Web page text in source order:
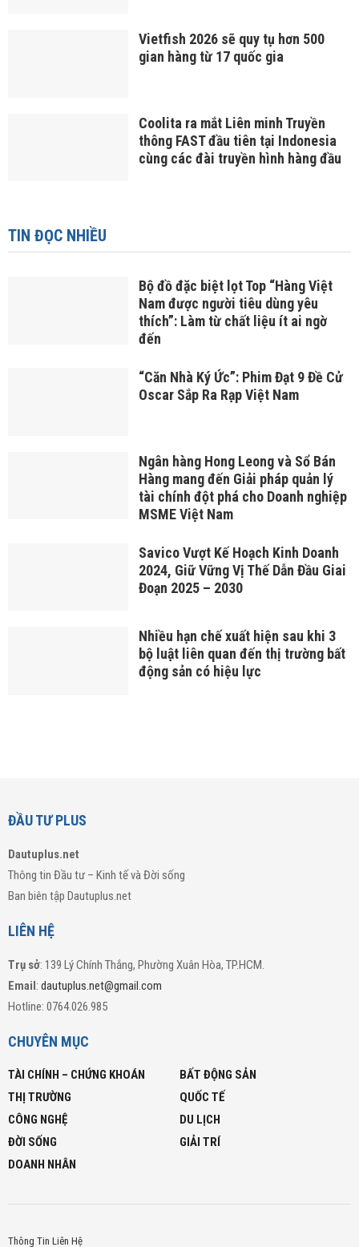
Vietfish 2026 sẽ quy tụ hơn 500
gian hàng từ 17 quốc gia
Coolita ra mắt Liên minh Truyền
thông FAST đầu tiên tại Indonesia
cùng các đài truyền hình hàng đầu
TIN ĐỌC NHIỀU
Bộ đồ đặc biệt lọt Top “Hàng Việt
Nam được người tiêu dùng yêu
thích”: Làm từ chất liệu ít ai ngờ
đến
“Căn Nhà Ký Ức”: Phim Đạt 9 Đề Cử
Oscar Sắp Ra Rạp Việt Nam
Ngân hàng Hong Leong và Sổ Bán
Hàng mang đến Giải pháp quản lý
tài chính đột phá cho Doanh nghiệp
MSME Việt Nam
Savico Vượt Kế Hoạch Kinh Doanh
2024, Giữ Vững Vị Thế Dẫn Đầu Giai
Đoạn 2025 – 2030
Nhiều hạn chế xuất hiện sau khi 3
bộ luật liên quan đến thị trường bất
động sản có hiệu lực
ĐẦU TƯ PLUS
Dautuplus.net
Thông tin Đầu tư – Kinh tế và Đời sống
Ban biên tập Dautuplus.net
LIÊN HỆ
Trụ sở: 139 Lý Chính Thắng, Phường Xuân Hòa, TP.HCM.
Email: dautuplus.net@gmail.com
Hotline: 0764.026.985
CHUYÊN MỤC
TÀI CHÍNH – CHỨNG KHOÁN
BẤT ĐỘNG SẢN
THỊ TRƯỜNG
QUỐC TẾ
CÔNG NGHỆ
DU LỊCH
ĐỜI SỐNG
GIẢI TRÍ
DOANH NHÂN
Thông Tin Liên Hệ